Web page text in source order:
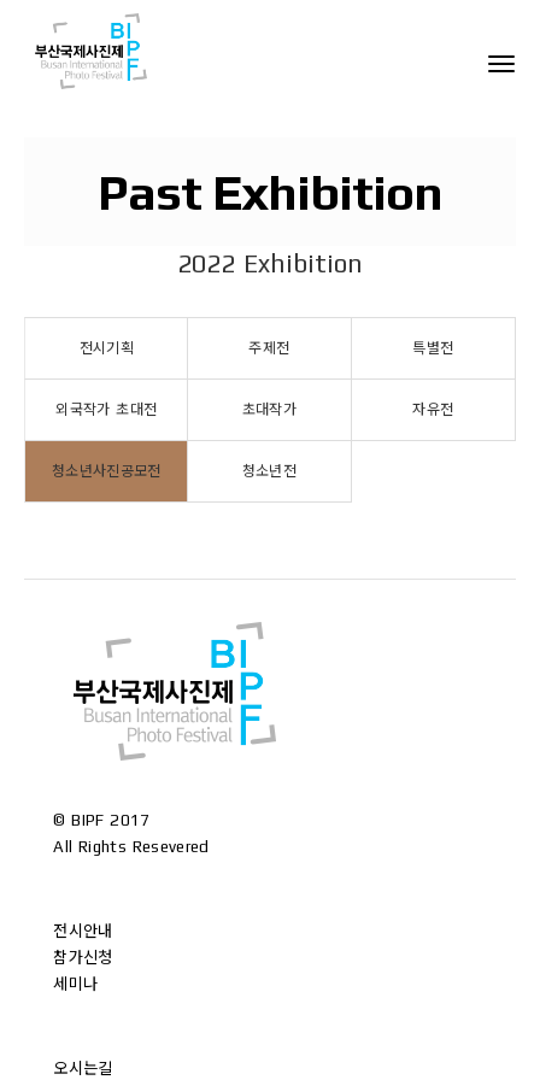
Past Exhibition
2022 Exhibition
전시기획 주제전 특별전
외국작가 초대전 초대작가 자유전
청소년사진공모전 청소년전
© BIPF 2017
All Rights Resevered
전시안내
참가신청
세미나
오시는길